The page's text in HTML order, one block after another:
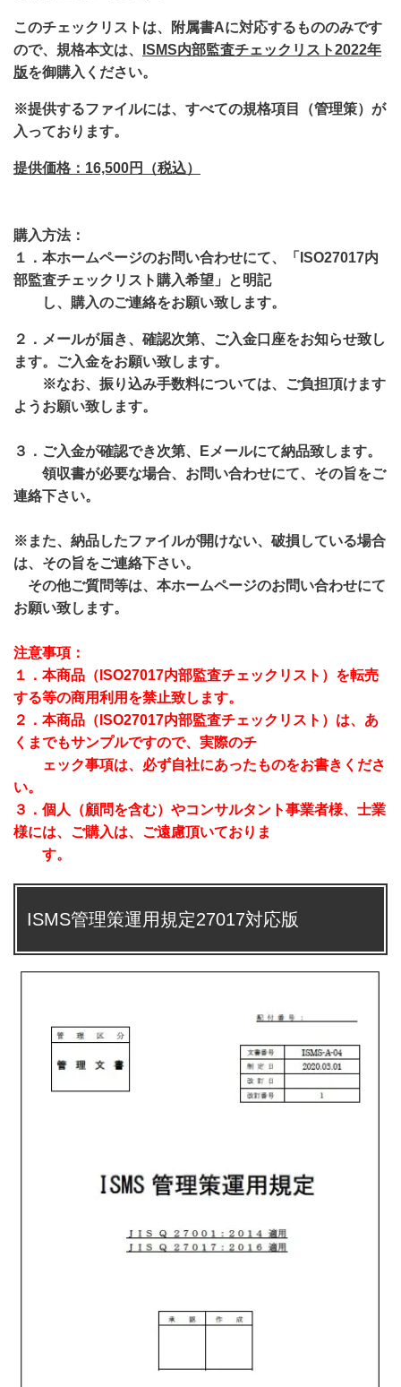
このチェックリストは、附属書Aに対応するもののみです
ので、規格本文は、
ISMS内部監査チェックリスト2022年
版を御購入ください。
※提供するファイルには、すべての規格項目（管理策）が
入っております。
提供価格：16,500円（税込）
購入方法：
１．本ホームページのお問い合わせにて、「 ISO27017内
部監査チェックリスト購入希望」と明記
し、 購入のご連絡をお願い致し ます。
２．メールが届き、確認次第、ご入金口座をお知らせ致し
ます。
ご入金をお願い致します。
※なお、振り込み手数料については、ご負担頂けます
ようお願い致します。
３．ご入金が確認でき次第、Eメールにて納品致します。
領収書が必要な場合、お問い合わせにて、その旨をご
連絡下さい。
※また、納品したファイルが開けない、破損している場合
は、その旨をご連絡下さい。
その他ご質問等は、本ホームページのお問い合わせにて
お願い致します。
注意事項：
１．本商品（ ISO27017内部監査チェックリスト ）を転売
する等の商用利用を禁止致します。
２．本商品（ ISO27017内部監査チェックリスト ）は、あ
くまでもサンプルですので、実際のチ
ェック事項は、必ず自社にあった ものをお書きくださ
い。
３．個人（顧問を含む）やコンサルタント事業者様、士業
様には、 ご購入は、ご遠慮頂いておりま
す。
ISMS管理策運用規定27017対応版